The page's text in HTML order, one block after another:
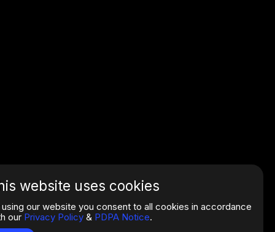
website uses cookies
using our website you consent to all cookies in accordance
our Privacy Policy & PDPA Notice.